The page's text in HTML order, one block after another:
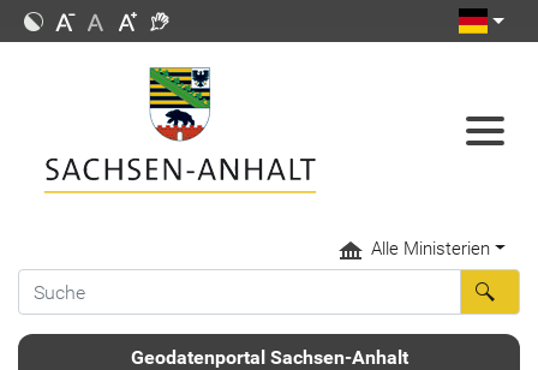
Alle Ministerien
Geodatenportal Sachsen-Anhalt